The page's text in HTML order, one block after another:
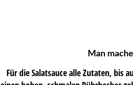
Man mache
Für die Salatsauce alle Zutaten, bis